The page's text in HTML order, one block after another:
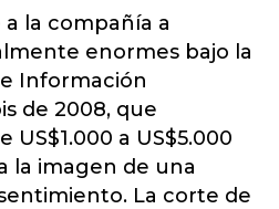
la compañía a
enormes bajo la
Información
de 2008, que
a US$5.000
la imagen de una
La corte de